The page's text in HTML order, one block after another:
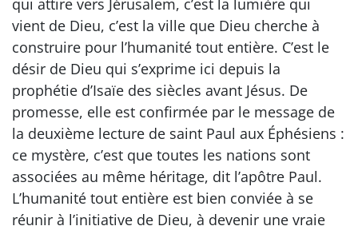
qui attire vers Jérusalem, c’est la lumière qui
vient de Dieu, c’est la ville que Dieu cherche à
construire pour l’humanité tout entière. C’est le
désir de Dieu qui s’exprime ici depuis la
prophétie d’Isaïe des siècles avant Jésus. De
promesse, elle est confirmée par le message de
la deuxième lecture de saint Paul aux Éphésiens :
ce mystère, c’est que toutes les nations sont
associées au même héritage, dit l’apôtre Paul.
L’humanité tout entière est bien conviée à se
réunir à l’initiative de Dieu, à devenir une vraie